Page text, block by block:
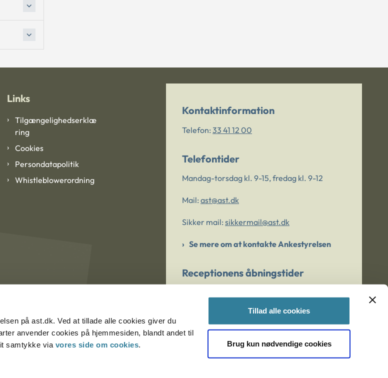
på ast.dk. Ved at tillade alle cookies giver du
anvender cookies på hjemmesiden, blandt andet til
samtykke via vores side om cookies.
Tillad alle cookies
Brug kun nødvendige cookies
Links
Tilgængelighedserklæ
ring
Cookies
Persondatapolitik
Whistleblowerordning
Kontaktinformation
Telefon: 33 41 12 00
Telefontider
Mandag-torsdag kl. 9-15, fredag kl. 9-12
Mail: ast@ast.dk
Sikker mail: sikkermail@ast.dk
Se mere om at kontakte Ankestyrelsen
Receptionens åbningstider
Er du bekymret for et barn/en ung?